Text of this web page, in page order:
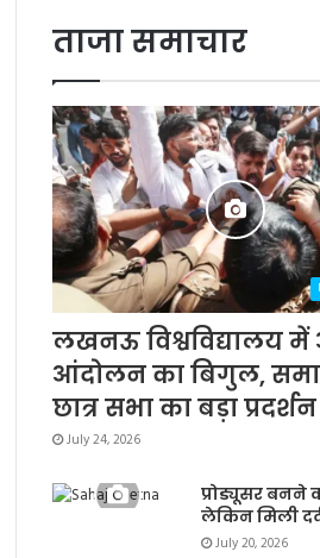
ताजा समाचार
लखनऊ विश्वविद्यालय में
आंदोलन का बिगुल,
छात्र सभा का बड़ा प्रदर्शन
July 24, 2026
प्रोड्यूसर बनने
लेकिन मिली
July 20, 2026